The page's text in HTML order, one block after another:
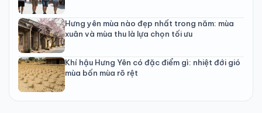
Hưng yên mùa nào đẹp nhất trong năm: mùa
xuân và mùa thu là lựa chọn tối ưu
Khí hậu Hưng Yên có đặc điểm gì: nhiệt đới gió
mùa bốn mùa rõ rệt